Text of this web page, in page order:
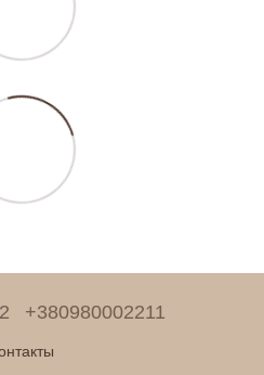
+380980002211